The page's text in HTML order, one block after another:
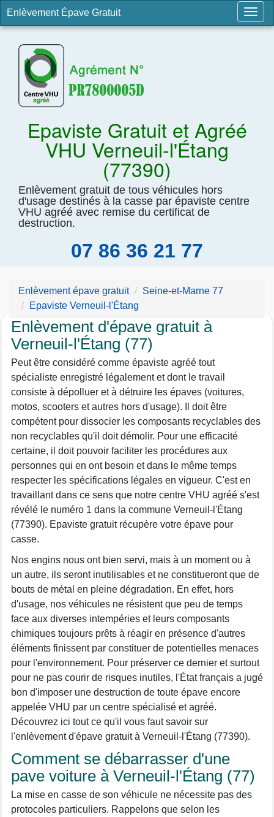
Enlèvement Épave Gratuit
Epaviste Gratuit et Agréé
VHU Verneuil-l'Étang
(77390)
Enlèvement gratuit de tous véhicules hors
d'usage destinés à la casse par épaviste centre
VHU agréé avec remise du certificat de
destruction.
07 86 36 21 77
Enlèvement épave gratuit
Seine-et-Marne 77
Epaviste Verneuil-l'Étang
Enlèvement d'épave gratuit à
Verneuil-l'Étang (77)
Peut être considéré comme épaviste agréé tout
spécialiste enregistré légalement et dont le travail
consiste à dépolluer et à détruire les épaves (voitures,
motos, scooters et autres hors d'usage). Il doit être
compétent pour dissocier les composants recyclables des
non recyclables qu'il doit démolir. Pour une efficacité
certaine, il doit pouvoir faciliter les procédures aux
personnes qui en ont besoin et dans le même temps
respecter les spécifications légales en vigueur. C'est en
travaillant dans ce sens que notre centre VHU agréé s'est
révélé le numéro 1 dans la commune Verneuil-l'Étang
(77390). Epaviste gratuit récupère votre épave pour
casse.
Nos engins nous ont bien servi, mais à un moment ou à
un autre, ils seront inutilisables et ne constitueront que de
bouts de métal en pleine dégradation. En effet, hors
d'usage, nos véhicules ne résistent que peu de temps
face aux diverses intempéries et leurs composants
chimiques toujours prêts à réagir en présence d'autres
éléments finissent par constituer de potentielles menaces
pour l'environnement. Pour préserver ce dernier et surtout
pour ne pas courir de risques inutiles, l'État français a jugé
bon d'imposer une destruction de toute épave encore
appelée VHU par un centre spécialisé et agréé.
Découvrez ici tout ce qu'il vous faut savoir sur
l'enlèvement d'épave gratuit à Verneuil-l'Étang (77390).
Comment se débarrasser d'une
pave voiture à Verneuil-l'Étang (77)
La mise en casse de son véhicule ne nécessite pas des
protocoles particuliers. Rappelons que selon les